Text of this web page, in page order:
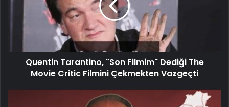
Quentin Tarantino, "Son Filmim" Dediği The
Movie Critic Filmini Çekmekten Vazgeçti